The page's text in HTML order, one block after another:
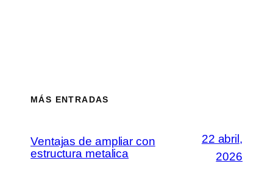
MÁS ENTRADAS
Ventajas de ampliar con
estructura metalica
22 abril,
2026